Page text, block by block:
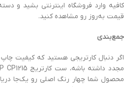
کافیه وارد فروشگاه اینترنتی بشید و
قیمت به‌روز رو مشاهده کنید.
جمع‌بندی
اگر دنبال کارتریجی هستید که کیفیت
محصول شما چهار رنگ اصلی رو یک‌جا